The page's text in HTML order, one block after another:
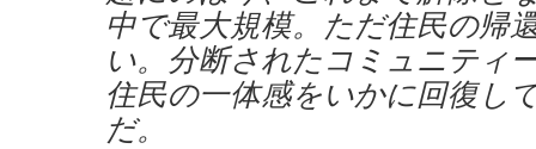
中で最大規模。ただ住民の帰
い。分断されたコミュニティ
住民の一体感をいかに回復し
だ。